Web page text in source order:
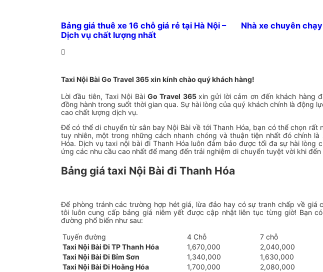
Bảng giá thuê xe 16 chỗ giá rẻ tại Hà Nội –
Dịch vụ chất lượng nhất
Nhà xe chuyên
Taxi Nội Bài Go Travel 365 xin kính chào quý khách hàng!
Lời đầu tiên, Taxi Nội BàiGo Travel 365xin gửi lời cảm ơn đến khách hàng
đồng hành trong suốt thời gian qua. Sự hài lòng của quý khách chính là động
cao chất lượng dịch vụ.
Để có thể di chuyển từ sân bay Nội Bài về tới Thanh Hóa, bạn có thể chọn rất
tuy nhiên, một trong những cách nhanh chóng và thuận tiện nhất đó chính
Hóa. Dịch vụ taxi nội bài đi Thanh Hóa luôn đảm bảo được tối đa sự hài lòng
ứng các nhu cầu cao nhất để mang đến trải nghiệm di chuyển tuyệt vời khi đến
Bảng giá taxi Nội Bài đi Thanh Hóa
Để phòng tránh các trường hợp hét giá, lừa đảo hay có sự tranh chấp về giá
tôi luôn cung cấp bảng giá niêm yết được cập nhật liên tục từng giờ! Bạn
đường phổ biến như sau:
Tuyến đường
4 Chỗ 7 chỗ
Taxi Nội Bài Đi TP Thanh Hóa
1,670,000 2,040,000
Taxi Nội Bài Đi Bỉm Sơn
1,340,000 1,630,000
Taxi Nội Bài Đi Hoằng Hóa
1,700,000 2,080,000